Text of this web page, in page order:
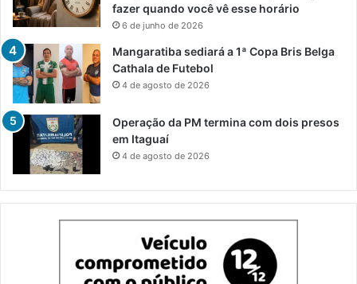
fazer quando você vê esse horário
6 de junho de 2026
Mangaratiba sediará a 1ª Copa Bris Belga
Cathala de Futebol
4 de agosto de 2026
Operação da PM termina com dois presos
em Itaguaí
4 de agosto de 2026